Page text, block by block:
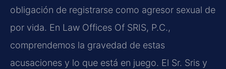
obligación de registrarse como agresor sexual de
por vida. En Law Offices Of SRIS, P.C.,
comprendemos la gravedad de estas
acusaciones y lo que está en juego. El Sr. Sris y